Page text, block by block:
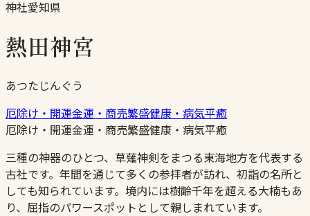
神社愛知県
熱田神宮
あつたじんぐう
厄除け・開運金運・商売繁盛健康・病気平癒
厄除け・開運金運・商売繁盛健康・病気平癒
三種の神器のひとつ、草薙神剣をまつる東海地方を代表する
古社です。年間を通じて多くの参拝者が訪れ、初詣の名所と
しても知られています。境内には樹齢千年を超える大楠もあ
り、屈指のパワースポットとして親しまれています。